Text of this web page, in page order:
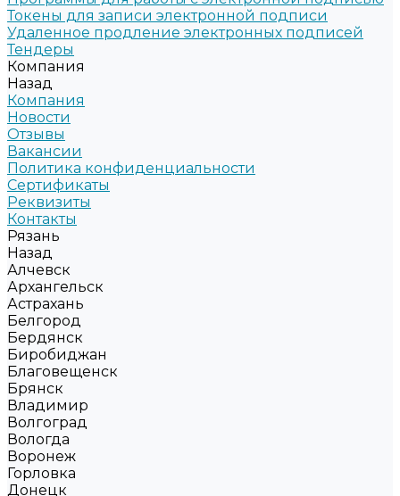
Токены для записи электронной подписи
Удаленное продление электронных подписей
Тендеры
Компания
Назад
Компания
Новости
Отзывы
Вакансии
Политика конфиденциальности
Сертификаты
Реквизиты
Контакты
Рязань
Назад
Алчевск
Архангельск
Астрахань
Белгород
Бердянск
Биробиджан
Благовещенск
Брянск
Владимир
Волгоград
Вологда
Воронеж
Горловка
Донецк